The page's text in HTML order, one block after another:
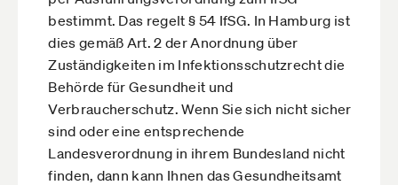
bestimmt. Das regelt § 54 IfSG. In Hamburg ist
dies gemäß Art. 2 der Anordnung über
Zuständigkeiten im Infektionsschutzrecht die
Behörde für Gesundheit und
Verbraucherschutz. Wenn Sie sich nicht sicher
sind oder eine entsprechende
Landesverordnung in ihrem Bundesland nicht
finden, dann kann Ihnen das Gesundheitsamt